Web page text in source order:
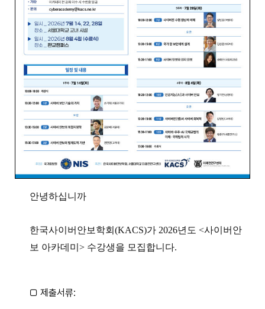
안녕하십니까
한국사이버안보학회(KACS)가 2026년도 <사이버안
보 아카데미> 수강생을 모집합니다.
□ 제출서류: